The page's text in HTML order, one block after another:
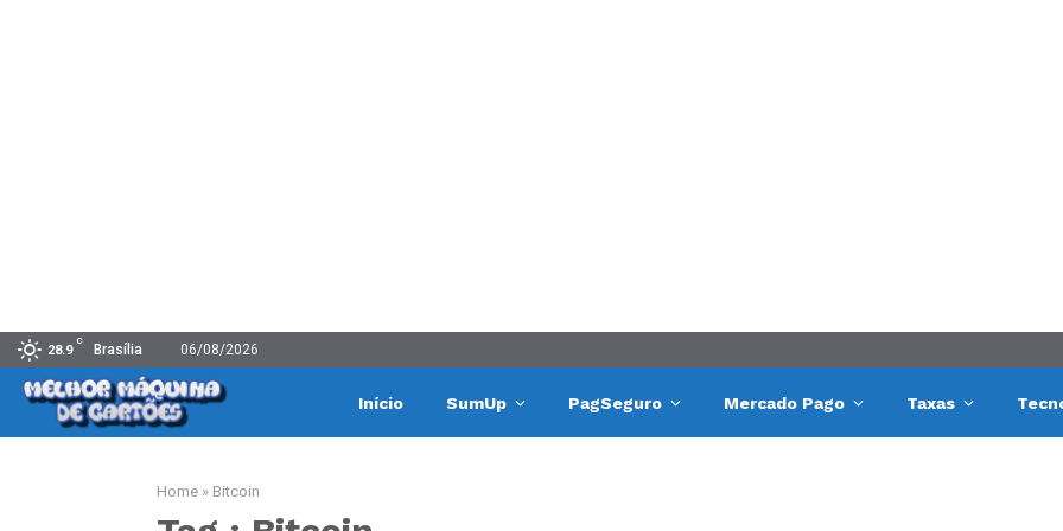
28.9
C
Brasília 06/08/2026
Início SumUp PagSeguro Mercado Pago Taxas
Home » Bitcoin